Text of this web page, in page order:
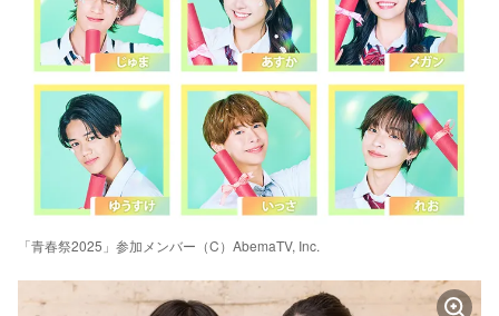
「青春祭2025」参加メンバー（C）AbemaTV, Inc.